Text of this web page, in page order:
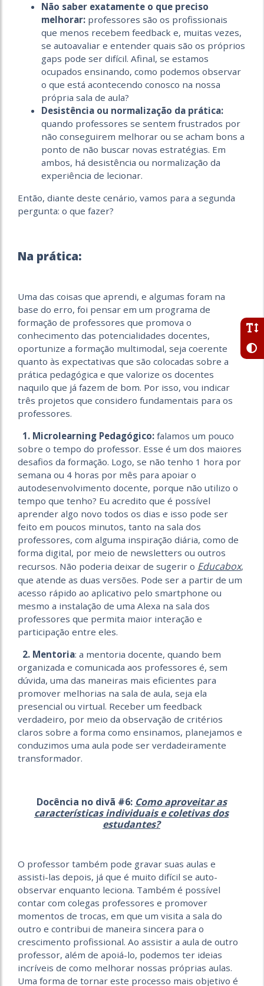
Não saber exatamente o que preciso
melhorar: professores são os profissionais
que menos recebem feedback e, muitas vezes,
se autoavaliar e entender quais são os próprios
gaps pode ser difícil. Afinal, se estamos
ocupados ensinando, como podemos observar
o que está acontecendo conosco na nossa
própria sala de aula?
Desistência ou normalização da prática:
quando professores se sentem frustrados por
não conseguirem melhorar ou se acham bons a
ponto de não buscar novas estratégias. Em
ambos, há desistência ou normalização da
experiência de lecionar.
Então, diante deste cenário, vamos para a segunda
pergunta: o que fazer?
Na prática:
Uma das coisas que aprendi, e algumas foram na
base do erro, foi pensar em um programa de
formação de professores que promova o
conhecimento das potencialidades docentes,
oportunize a formação multimodal, seja coerente
quanto às expectativas que são colocadas sobre a
prática pedagógica e que valorize os docentes
naquilo que já fazem de bom. Por isso, vou indicar
três projetos que considero fundamentais para os
professores.
1. Microlearning Pedagógico: falamos um pouco
sobre o tempo do professor. Esse é um dos maiores
desafios da formação. Logo, se não tenho 1 hora por
semana ou 4 horas por mês para apoiar o
autodesenvolvimento docente, porque não utilizo o
tempo que tenho? Eu acredito que é possível
aprender algo novo todos os dias e isso pode ser
feito em poucos minutos, tanto na sala dos
professores, com alguma inspiração diária, como de
forma digital, por meio de newsletters ou outros
recursos. Não poderia deixar de sugerir o Educabox,
que atende as duas versões. Pode ser a partir de um
acesso rápido ao aplicativo pelo smartphone ou
mesmo a instalação de uma Alexa na sala dos
professores que permita maior interação e
participação entre eles.
2. Mentoria: a mentoria docente, quando bem
organizada e comunicada aos professores é, sem
dúvida, uma das maneiras mais eficientes para
promover melhorias na sala de aula, seja ela
presencial ou virtual. Receber um feedback
verdadeiro, por meio da observação de critérios
claros sobre a forma como ensinamos, planejamos e
conduzimos uma aula pode ser verdadeiramente
transformador.
Docência no divã #6: Como aproveitar as
características individuais e coletivas dos
estudantes?
O professor também pode gravar suas aulas e
assisti-las depois, já que é muito difícil se auto-
observar enquanto leciona. Também é possível
contar com colegas professores e promover
momentos de trocas, em que um visita a sala do
outro e contribui de maneira sincera para o
crescimento profissional. Ao assistir a aula de outro
professor, além de apoiá-lo, podemos ter ideias
incríveis de como melhorar nossas próprias aulas.
Uma forma de tornar este processo mais objetivo é